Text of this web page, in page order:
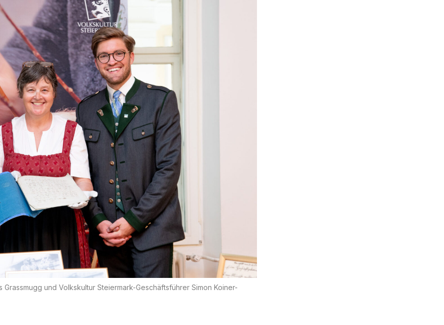
und Volkskultur Steiermark-Geschäftsführer Simon Koiner-